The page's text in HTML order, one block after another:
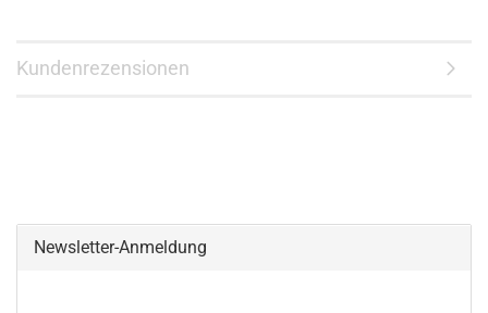
Kundenrezensionen
Newsletter-Anmeldung